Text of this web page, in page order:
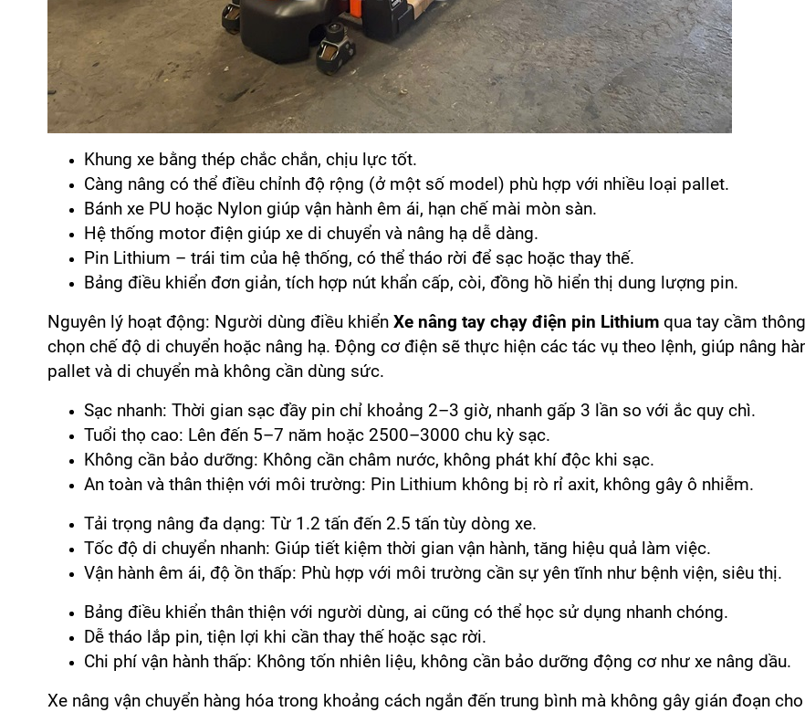
Khung xe bằng thép chắc chắn, chịu lực tốt.
Càng nâng có thể điều chỉnh độ rộng (ở một số model) phù hợp với nhiều loại pallet.
Bánh xe PU hoặc Nylon giúp vận hành êm ái, hạn chế mài mòn sàn.
Hệ thống motor điện giúp xe di chuyển và nâng hạ dễ dàng.
Pin Lithium – trái tim của hệ thống, có thể tháo rời để sạc hoặc thay thế.
Bảng điều khiển đơn giản, tích hợp nút khẩn cấp, còi, đồng hồ hiển thị dung lượng pin.
Nguyên lý hoạt động: Người dùng điều khiển Xe nâng tay chạy điện pin Lithium qua tay cầm
chọn chế độ di chuyển hoặc nâng hạ. Động cơ điện sẽ thực hiện các tác vụ theo lệnh, giúp nâng
pallet và di chuyển mà không cần dùng sức.
Sạc nhanh: Thời gian sạc đầy pin chỉ khoảng 2–3 giờ, nhanh gấp 3 lần so với ắc quy chì.
Tuổi thọ cao: Lên đến 5–7 năm hoặc 2500–3000 chu kỳ sạc.
Không cần bảo dưỡng: Không cần châm nước, không phát khí độc khi sạc.
An toàn và thân thiện với môi trường: Pin Lithium không bị rò rỉ axit, không gây ô nhiễm.
Tải trọng nâng đa dạng: Từ 1.2 tấn đến 2.5 tấn tùy dòng xe.
Tốc độ di chuyển nhanh: Giúp tiết kiệm thời gian vận hành, tăng hiệu quả làm việc.
Vận hành êm ái, độ ồn thấp: Phù hợp với môi trường cần sự yên tĩnh như bệnh viện, siêu thị.
Bảng điều khiển thân thiện với người dùng, ai cũng có thể học sử dụng nhanh chóng.
Dễ tháo lắp pin, tiện lợi khi cần thay thế hoặc sạc rời.
Chi phí vận hành thấp: Không tốn nhiên liệu, không cần bảo dưỡng động cơ như xe nâng dầu.
Xe nâng vận chuyển hàng hóa trong khoảng cách ngắn đến trung bình mà không gây gián đoạn